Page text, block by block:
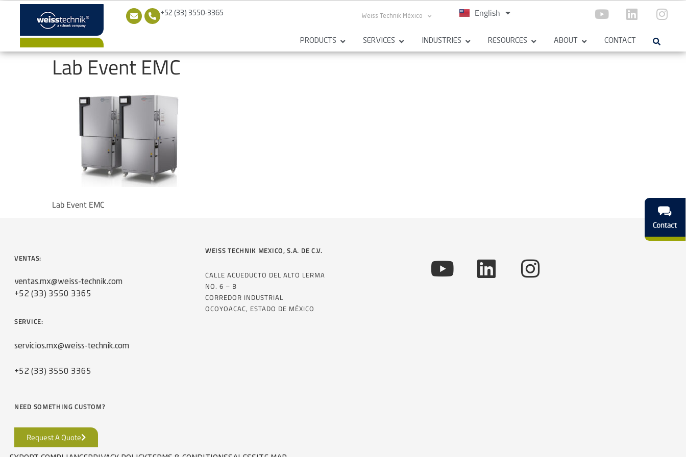
+52 (33) 3550-3365 Weiss Technik México English
Español
PRODUCTS SERVICES INDUSTRIES RESOURCES ABOUT CONTACT
Lab Event EMC
Lab Event EMC
VENTAS:
ventas.mx@weiss-technik.com
+52 (33) 3550 3365
SERVICE:
servicios.mx@weiss-technik.com
+52 (33) 3550 3365
NEED SOMETHING CUSTOM?
Request A Quote
WEISS TECHNIK MEXICO, S.A. DE C.V.
CALLE ACUEDUCTO DEL ALTO LERMA
NO. 6 – B
CORREDOR INDUSTRIAL
OCOYOACAC, ESTADO DE MÉXICO